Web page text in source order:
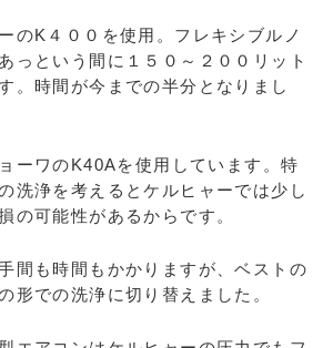
のK４００を使用。フレキシブルノ
っという間に１５０～２００リット
。時間が今までの半分となりまし
ーワのK40Aを使用しています。特
洗浄を考えるとケルヒャーでは少し
の可能性があるからです。
間も時間もかかりますが、ベストの
形での洗浄に切り替えました。